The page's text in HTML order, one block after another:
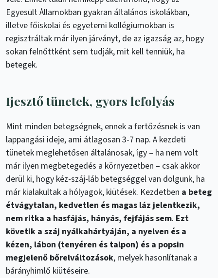
Egyesült Államokban gyakran általános iskolákban,
illetve főiskolai és egyetemi kollégiumokban is
regisztráltak már ilyen járványt, de az igazság az, hogy
sokan felnőttként sem tudják, mit kell tenniük, ha
betegek.
Ijesztő tünetek, gyors lefolyás
Mint minden betegségnek, ennek a fertőzésnek is van
lappangási ideje, ami átlagosan 3-7 nap. A kezdeti
tünetek meglehetősen általánosak, így – ha nem volt
már ilyen megbetegedés a környezetben – csak akkor
derül ki, hogy kéz-száj-láb betegséggel van dolgunk, ha
már kialakultak a hólyagok, kiütések. Kezdetben a beteg
étvágytalan, kedvetlen és magas láz jelentkezik,
nem ritka a hasfájás, hányás, fejfájás sem. Ezt
követik a száj nyálkahártyáján, a nyelven és a
kézen, lábon (tenyéren és talpon) és a popsin
megjelenő bőrelváltozások, melyek hasonlítanak a
bárányhimlő kiütéseire.